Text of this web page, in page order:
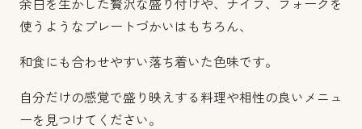
余白を生かした贅沢な盛り付けや、ナイフ、フォークを
使うようなプレートづかいはもちろん、
和食にも合わせやすい落ち着いた色味です。
自分だけの感覚で盛り映えする料理や相性の良いメニュ
ーを見つけてください。